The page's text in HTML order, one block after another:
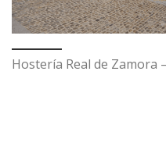
Hostería Real de Zamora –